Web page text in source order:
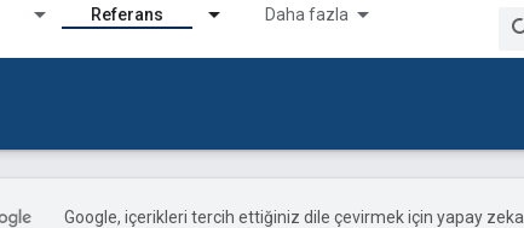
Referans Daha fazla
Google, içerikleri tercih ettiğiniz dile çevirmek için yapay zeka